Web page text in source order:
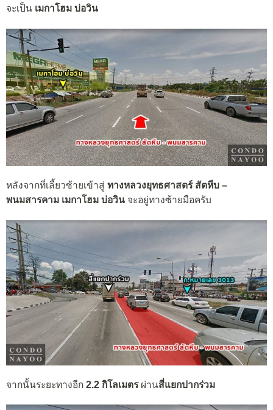
จะเป็น เมกาโฮม บ่อวิน
หลังจากที่เลี้ยวซ้ายเข้าสู่ ทางหลวงยุทธศาสตร์ สัตหีบ –
พนมสารคาม เมกาโฮม บ่อวิน จะอยู่ทางซ้ายมือครับ
จากนั้นระยะทางอีก 2.2 กิโลเมตรผ่านสี่แยกปากร่วม